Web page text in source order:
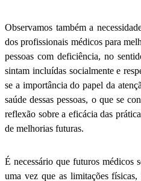
Observamos também a
dos profissionais médicos para
pessoas com deficiência, no
sintam incluídas socialmente e
se a importância do papel da
saúde dessas pessoas, o que se
reflexão sobre a eficácia das
de melhorias futuras.
É necessário que futuros médicos
uma vez que as limitações